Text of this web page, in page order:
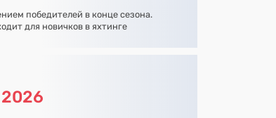
победителей в конце сезона.
для новичков в яхтинге